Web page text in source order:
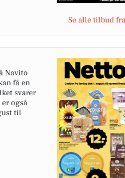
Se alle tilbud
Navito
få en
svarer
også
til